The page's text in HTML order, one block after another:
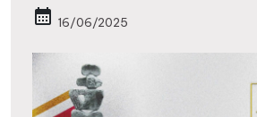
calendar_month 16/06/2025